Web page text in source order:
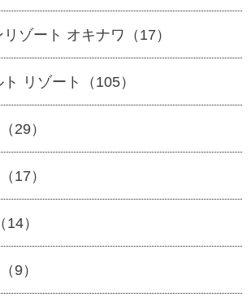
ゾート オキナワ（17）
リゾート（105）
29）
17）
）
9）